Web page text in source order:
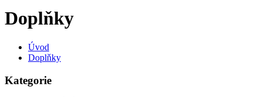
Doplňky
Úvod
Doplňky
Kategorie